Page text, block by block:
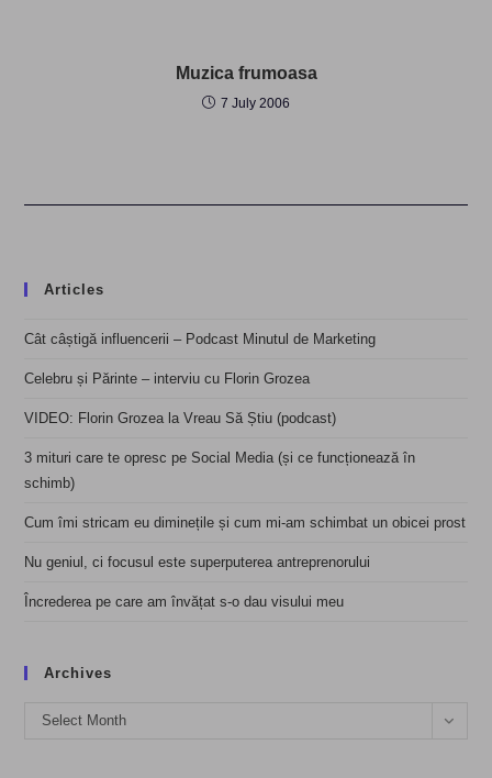
Muzica frumoasa
7 July 2006
Articles
Cât câștigă influencerii – Podcast Minutul de Marketing
Celebru și Părinte – interviu cu Florin Grozea
VIDEO: Florin Grozea la Vreau Să Știu (podcast)
3 mituri care te opresc pe Social Media (și ce funcționează în
schimb)
Cum îmi stricam eu diminețile și cum mi-am schimbat un obicei prost
Nu geniul, ci focusul este superputerea antreprenorului
Încrederea pe care am învățat s-o dau visului meu
Archives
Archives
Select Month